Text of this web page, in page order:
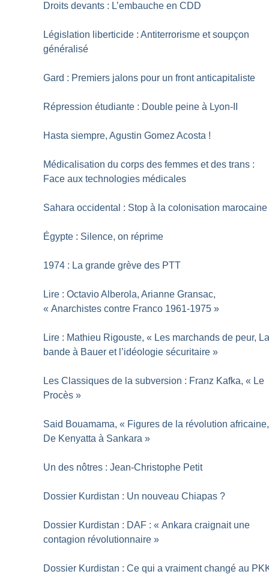
Droits devants : L’embauche en CDD
Législation liberticide : Antiterrorisme et soupçon
généralisé
Gard : Premiers jalons pour un front anticapitaliste
Répression étudiante : Double peine à Lyon-II
Hasta siempre, Agustin Gomez Acosta !
Médicalisation du corps des femmes et des trans :
Face aux technologies médicales
Sahara occidental : Stop à la colonisation marocaine
Égypte : Silence, on réprime
1974 : La grande grève des PTT
Lire : Octavio Alberola, Arianne Gransac,
« Anarchistes contre Franco 1961-1975 »
Lire : Mathieu Rigouste, « Les marchands de peur,
bande à Bauer et l’idéologie sécuritaire »
Les Classiques de la subversion : Franz Kafka, « Le
Procès »
Said Bouamama, « Figures de la révolution africaine,
De Kenyatta à Sankara »
Un des nôtres : Jean-Christophe Petit
Dossier Kurdistan : Un nouveau Chiapas ?
Dossier Kurdistan : DAF : « Ankara craignait une
contagion révolutionnaire »
Dossier Kurdistan : Ce qui a vraiment changé au